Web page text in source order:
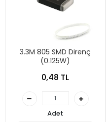
3.3M 805 SMD Direnç
(0.125W)
0,48 TL
Adet